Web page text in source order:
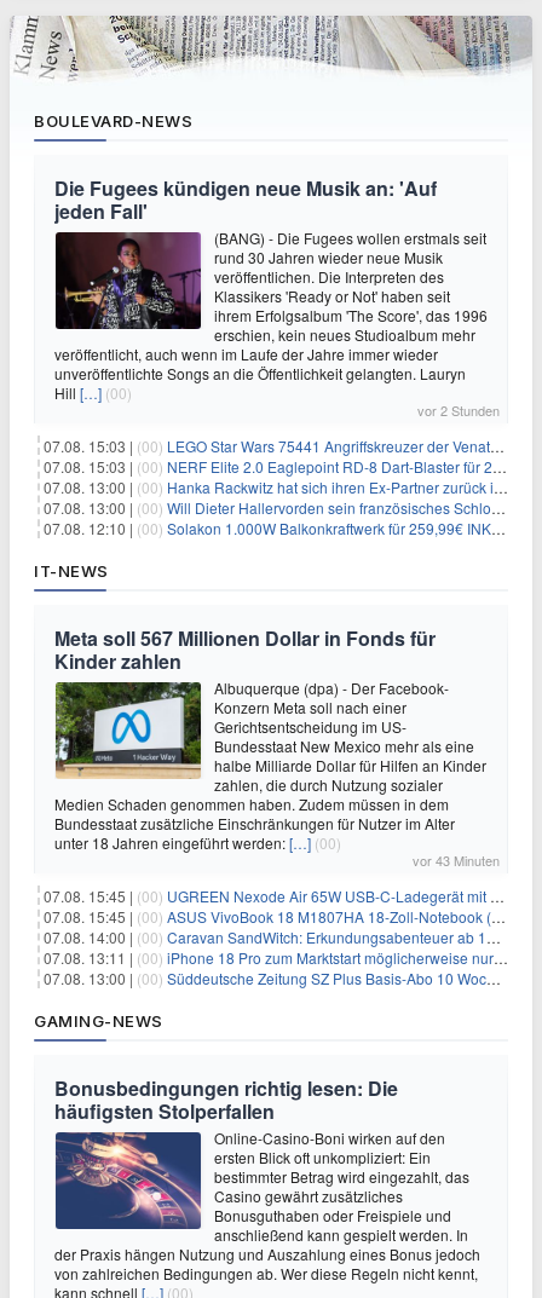
BOULEVARD-NEWS
Die Fugees kündigen neue Musik an: 'Auf
jeden Fall'
(BANG) - Die Fugees wollen erstmals seit
rund 30 Jahren wieder neue Musik
veröffentlichen. Die Interpreten des
Klassikers 'Ready or Not' haben seit
ihrem Erfolgsalbum 'The Score', das 1996
erschien, kein neues Studioalbum mehr
veröffentlicht, auch wenn im Laufe der Jahre immer wieder
unveröffentlichte Songs an die Öffentlichkeit gelangten. Lauryn
Hill […] (00)
vor 2 Stunden
07.08. 15:03 | (00) LEGO Star Wars 75441 Angriffskreuzer der Venator-Klasse für 50,25€
07.08. 15:03 | (00) NERF Elite 2.0 Eaglepoint RD-8 Dart-Blaster für 20,49€
07.08. 13:00 | (00) Hanka Rackwitz hat sich ihren Ex-Partner zurück ins Haus geholt
07.08. 13:00 | (00) Will Dieter Hallervorden sein französisches Schloss verkaufen?
07.08. 12:10 | (00) Solakon 1.000W Balkonkraftwerk für 259,99€ INKL. VERSAND! 800W Wechselrichter, bifazial
IT-NEWS
Meta soll 567 Millionen Dollar in Fonds für
Kinder zahlen
Albuquerque (dpa) - Der Facebook-
Konzern Meta soll nach einer
Gerichtsentscheidung im US-
Bundesstaat New Mexico mehr als eine
halbe Milliarde Dollar für Hilfen an Kinder
zahlen, die durch Nutzung sozialer
Medien Schaden genommen haben. Zudem müssen in dem
Bundesstaat zusätzliche Einschränkungen für Nutzer im Alter
unter 18 Jahren eingeführt werden:[…] (00)
vor 43 Minuten
07.08. 15:45 | (00) UGREEN Nexode Air 65W USB-C-Ladegerät mit GaN-Technik für 24,99€
07.08. 15:45 | (00) ASUS VivoBook 18 M1807HA 18-Zoll-Notebook (Ryzen 7, 16GB) für 734,57€
07.08. 14:00 | (00) Caravan SandWitch: Erkundungsabenteuer ab 13.08. gratis im Epic Games Store
07.08. 13:11 | (00) iPhone 18 Pro zum Marktstart möglicherweise nur begrenzt verfügbar
07.08. 13:00 | (00) Süddeutsche Zeitung SZ Plus Basis-Abo 10 Wochen für 10€
GAMING-NEWS
Bonusbedingungen richtig lesen: Die
häufigsten Stolperfallen
Online-Casino-Boni wirken auf den
ersten Blick oft unkompliziert: Ein
bestimmter Betrag wird eingezahlt, das
Casino gewährt zusätzliches
Bonusguthaben oder Freispiele und
anschließend kann gespielt werden. In
der Praxis hängen Nutzung und Auszahlung eines Bonus jedoch
von zahlreichen Bedingungen ab. Wer diese Regeln nicht kennt,
kann schnell […] (00)